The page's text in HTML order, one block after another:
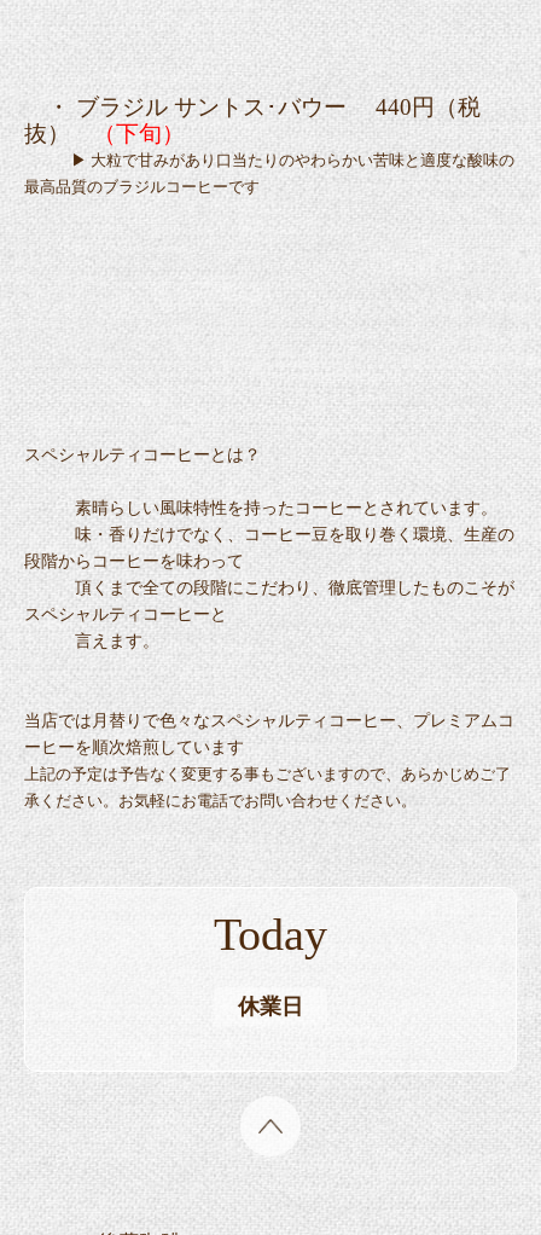
・ ブラジル サントス･バウー 440円（税
抜） （下旬）
▶ 大粒で甘みがあり口当たりのやわらかい苦味と適度な酸味の
最高品質のブラジルコーヒーです
スペシャルティコーヒーとは？
素晴らしい風味特性を持ったコーヒーとされています。
味・香りだけでなく、コーヒー豆を取り巻く環境、生産の
段階からコーヒーを味わって
頂くまで全ての段階にこだわり、徹底管理したものこそが
スペシャルティコーヒーと
言えます。
当店では月替りで色々なスペシャルティコーヒー、プレミアムコ
ーヒーを順次焙煎しています
上記の予定は予告なく変更する事もございますので、あらかじめご了
承ください。お気軽にお電話でお問い合わせください。
Today
休業日